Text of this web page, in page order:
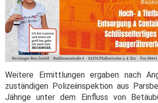
Weitere Ermittlungen ergaben nach
zuständigen Polizeiinspektion aus
Jährige unter dem Einfluss von